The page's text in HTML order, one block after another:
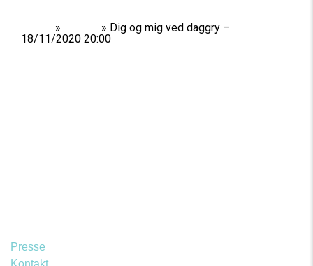
» » Dig og mig ved daggry –
18/11/2020 20:00
Presse
Kontakt